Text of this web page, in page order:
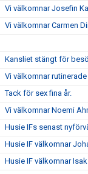
Vi välkomnar Josefin
Vi välkomnar Carmen
Kansliet stängt för
Vi välkomnar
Tack för sex fina år.
Vi välkomnar Noemi
Husie IFs senast
Husie IF välkomnar
Husie IF välkomnar